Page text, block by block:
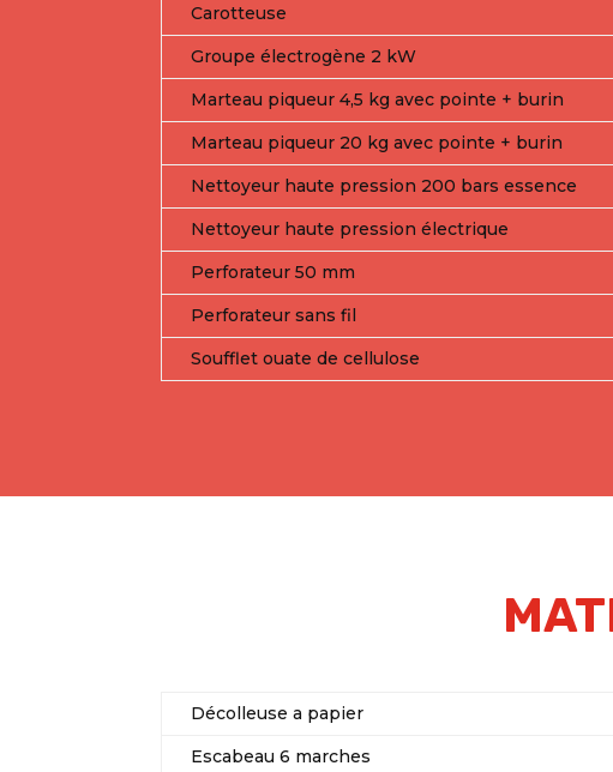
Carotteuse
Groupe électrogène 2 kW
Marteau piqueur 4,5 kg avec pointe + burin
Marteau piqueur 20 kg avec pointe + burin
Nettoyeur haute pression 200 bars essence
Nettoyeur haute pression électrique
Perforateur 50 mm
Perforateur sans fil
Soufflet ouate de cellulose
Décolleuse a papier
Escabeau 6 marches